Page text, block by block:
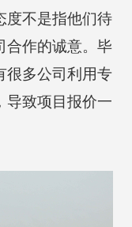
度不是指他们待
合作的诚意。毕
很多公司利用专
导致项目报价一